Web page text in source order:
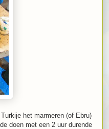
het marmeren (of Ebru)
doen met een 2 uur durende